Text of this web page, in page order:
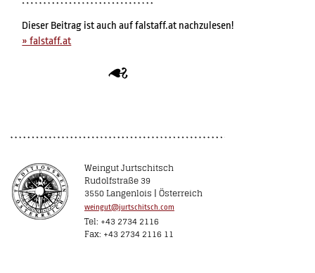
Dieser Beitrag ist auch auf falstaff.at nachzulesen!
» falstaff.at
Weingut Jurtschitsch
Rudolfstraße 39
3550 Langenlois | Österreich
weingut@jurtschitsch.com
Tel: +43 2734 2116
Fax: +43 2734 2116 11